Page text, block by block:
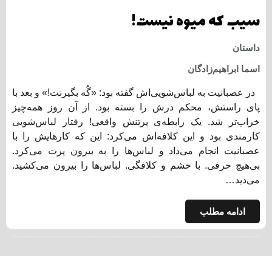
سیب که میوه نیست!
داستان
اسما ابراهیم‌زادگان
در عصبانیت به لباس‌شویی‌اش گفته بود: «گُه بگیرنت!» و بعد با
پای راستش، محکم درش را بسته بود. از آن روز همه‌چیز
خراب‌تر شد. یک رابطه‌ی پرتنش واقعی! رفتار لباس‌شویی
کارمند‌ی بود و این کلافه‌اش می‌کرد: این که کارهایش را با
عصبانیت انجام می‌داد و لباس‌ها را به بیرون پرت می‌کرد.
بی‌هیچ حرفی. با خشم و کلافگی. لباس‌ها را بیرون می‌کشید.
می‌دید…
ادامه مطلب